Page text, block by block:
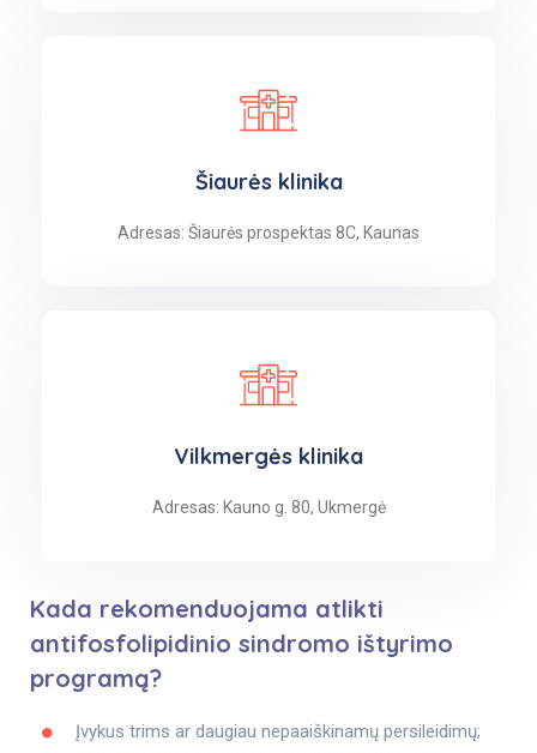
Šiaurės klinika
Adresas: Šiaurės prospektas 8C, Kaunas
Vilkmergės klinika
Adresas: Kauno g. 80, Ukmergė
Kada rekomenduojama atlikti
antifosfolipidinio sindromo ištyrimo
programą?
Įvykus trims ar daugiau nepaaiškinamų persileidimų;